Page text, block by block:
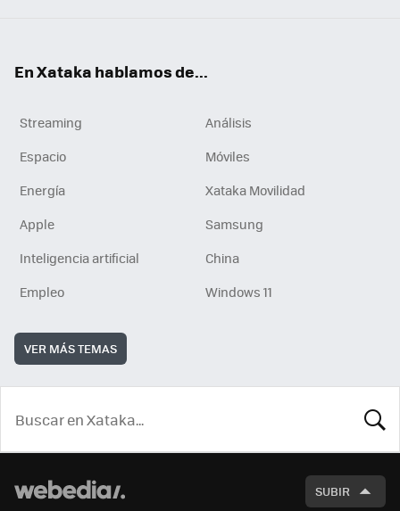
En Xataka hablamos de...
Streaming
Análisis
Espacio
Móviles
Energía
Xataka Movilidad
Apple
Samsung
Inteligencia artificial
China
Empleo
Windows 11
VER MÁS TEMAS
SUBIR